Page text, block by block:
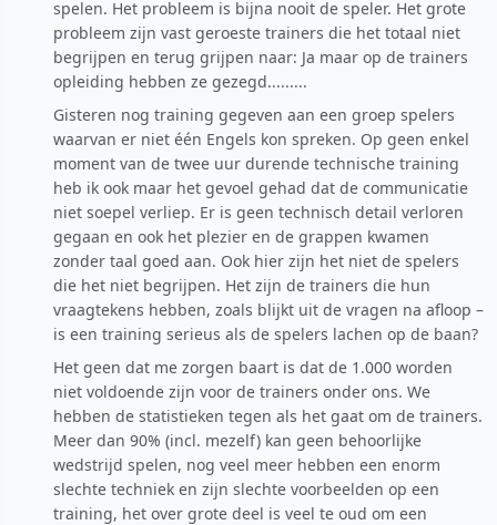
spelen. Het probleem is bijna nooit de speler. Het grote
probleem zijn vast geroeste trainers die het totaal niet
begrijpen en terug grijpen naar: Ja maar op de trainers
opleiding hebben ze gezegd.........
Gisteren nog training gegeven aan een groep spelers
waarvan er niet één Engels kon spreken. Op geen enkel
moment van de twee uur durende technische training
heb ik ook maar het gevoel gehad dat de communicatie
niet soepel verliep. Er is geen technisch detail verloren
gegaan en ook het plezier en de grappen kwamen
zonder taal goed aan. Ook hier zijn het niet de spelers
die het niet begrijpen. Het zijn de trainers die hun
vraagtekens hebben, zoals blijkt uit de vragen na afloop –
is een training serieus als de spelers lachen op de baan?
Het geen dat me zorgen baart is dat de 1.000 worden
niet voldoende zijn voor de trainers onder ons. We
hebben de statistieken tegen als het gaat om de trainers.
Meer dan 90% (incl. mezelf) kan geen behoorlijke
wedstrijd spelen, nog veel meer hebben een enorm
slechte techniek en zijn slechte voorbeelden op een
training, het over grote deel is veel te oud om een